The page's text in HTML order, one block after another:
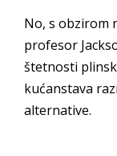
No, s obzirom
profesor
štetnosti
kućanstava
alternative.